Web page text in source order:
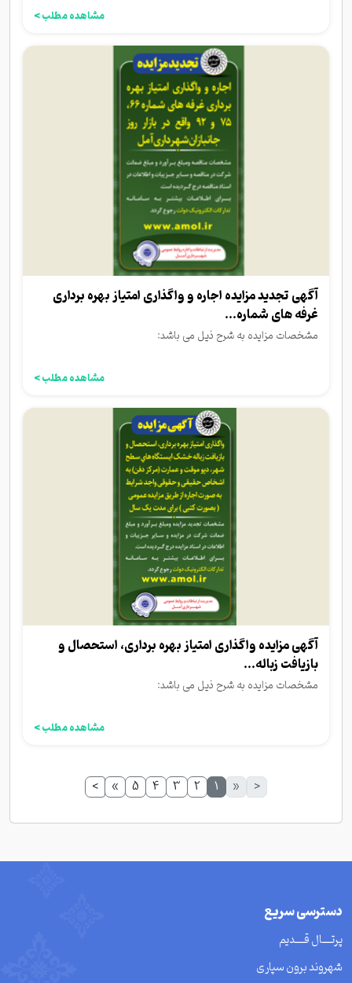
مشاهده مطلب >
آگهی تجدید مزایده اجاره و واگذاری امتیاز بهره برداری
غرفه های شماره...
مشخصات مزایده به شرح ذیل می باشد:
مشاهده مطلب >
آگهی مزایده واگذاری امتیاز بهره برداری، استحصال و
بازیافت زباله...
مشخصات مزایده به شرح ذیل می باشد:
مشاهده مطلب >
<
«
1
2
3
4
5
»
>
دسترسی سریع
پرتــــال قــــدیم
شهروند برون سپاری